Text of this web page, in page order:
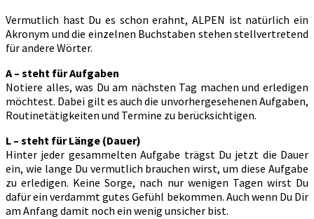
Vermutlich hast Du es schon erahnt, ALPEN ist natürlich ein
Akronym und die einzelnen Buchstaben stehen stellvertretend
für andere Wörter.
A – steht für Aufgaben
Notiere alles, was Du am nächsten Tag machen und erledigen
möchtest. Dabei gilt es auch die unvorhergesehenen Aufgaben,
Routinetätigkeiten und Termine zu berücksichtigen.
L – steht für Länge (Dauer)
Hinter jeder gesammelten Aufgabe trägst Du jetzt die Dauer
ein, wie lange Du vermutlich brauchen wirst, um diese Aufgabe
zu erledigen. Keine Sorge, nach nur wenigen Tagen wirst Du
dafür ein verdammt gutes Gefühl bekommen. Auch wenn Du Dir
am Anfang damit noch ein wenig unsicher bist.